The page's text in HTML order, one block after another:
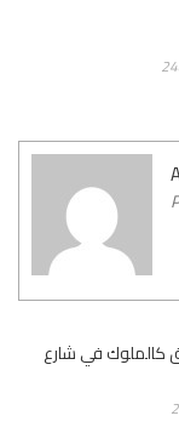
كالملوك في شارع